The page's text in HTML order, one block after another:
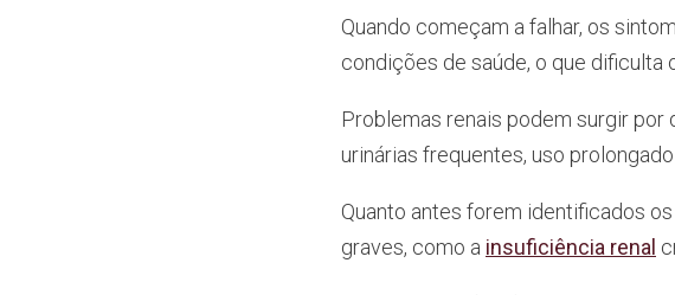
Quando começam a falhar, os
condições de saúde, o que dificulta
Problemas renais podem surgir
urinárias frequentes, uso
Quanto antes forem identificados
graves, como a insuficiência renal